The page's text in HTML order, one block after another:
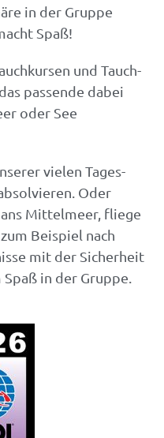
in der Gruppe
Spaß!
und Tauch-
passende dabei
oder See
vielen Tages-
Oder
Mittelmeer, fliege
Beispiel nach
mit der Sicherheit
in der Gruppe.